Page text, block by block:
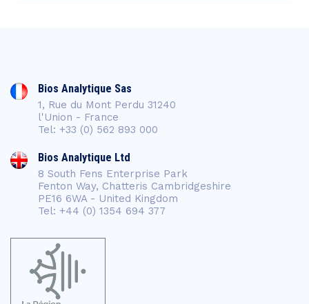
Bios Analytique Sas
1, Rue du Mont Perdu 31240
l'Union - France
Tel: +33 (0) 562 893 000
Bios Analytique Ltd
8 South Fens Enterprise Park
Fenton Way, Chatteris Cambridgeshire
PE16 6WA - United Kingdom
Tel: +44 (0) 1354 694 377